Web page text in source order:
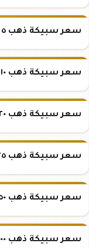
سعر سبيكة ذهب ٥ جرام عيار ٢٤
سعر سبيكة ذهب ١٠ جرام عيار ٢٤
سعر سبيكة ذهب ٢٠ جرام عيار ٢٤
سعر سبيكة ذهب ٢٥ جرام عيار ٢٤
سعر سبيكة ذهب ٥٠ جرام عيار ٢٤
سعر سبيكة ذهب ١٠٠ جرام عيار ٢٤